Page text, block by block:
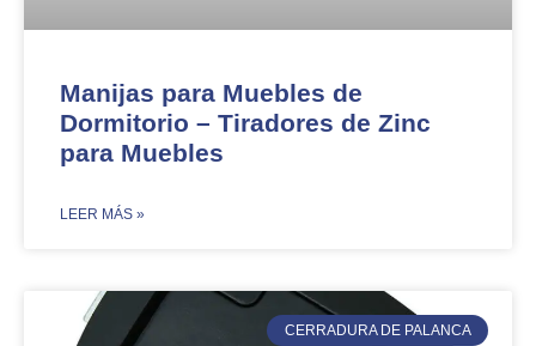
Manijas para Muebles de
Dormitorio – Tiradores de Zinc
para Muebles
​LEER MÁS »
CERRADURA DE PALANCA